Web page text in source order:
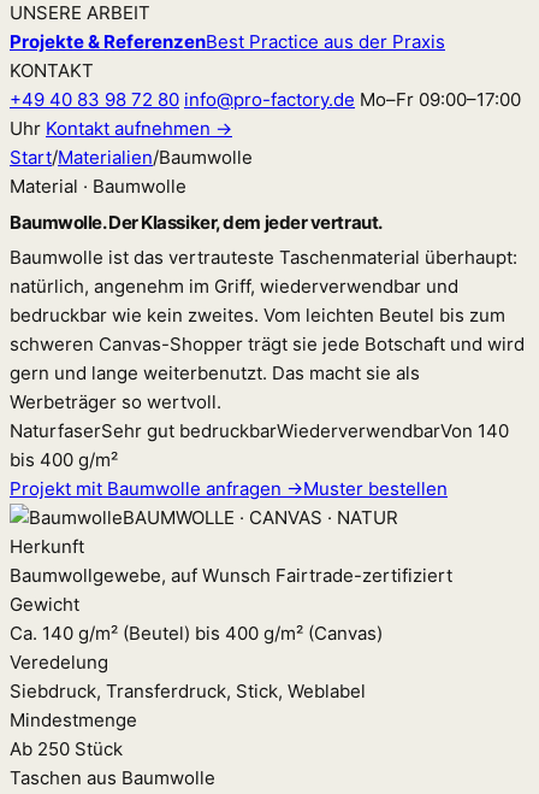
UNSERE ARBEIT
Projekte & ReferenzenBest Practice aus der Praxis
KONTAKT
+49 40 83 98 72 80 info@pro-factory.de Mo–Fr 09:00–17:00
Uhr Kontakt aufnehmen →
Start/Materialien/Baumwolle
Material · Baumwolle
Baumwolle. Der Klassiker, dem jeder vertraut.
Baumwolle ist das vertrauteste Taschenmaterial überhaupt:
natürlich, angenehm im Griff, wiederverwendbar und
bedruckbar wie kein zweites. Vom leichten Beutel bis zum
schweren Canvas-Shopper trägt sie jede Botschaft und wird
gern und lange weiterbenutzt. Das macht sie als
Werbeträger so wertvoll.
NaturfaserSehr gut bedruckbarWiederverwendbarVon 140
bis 400 g/m²
Projekt mit Baumwolle anfragen →Muster bestellen
BAUMWOLLE · CANVAS · NATUR
Herkunft
Baumwollgewebe, auf Wunsch Fairtrade-zertifiziert
Gewicht
Ca. 140 g/m² (Beutel) bis 400 g/m² (Canvas)
Veredelung
Siebdruck, Transferdruck, Stick, Weblabel
Mindestmenge
Ab 250 Stück
Taschen aus Baumwolle